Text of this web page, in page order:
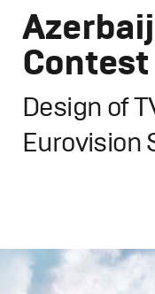
КИНО
ТВ ШОУ
Contest
Design of
Eurovision
Design TV-Show